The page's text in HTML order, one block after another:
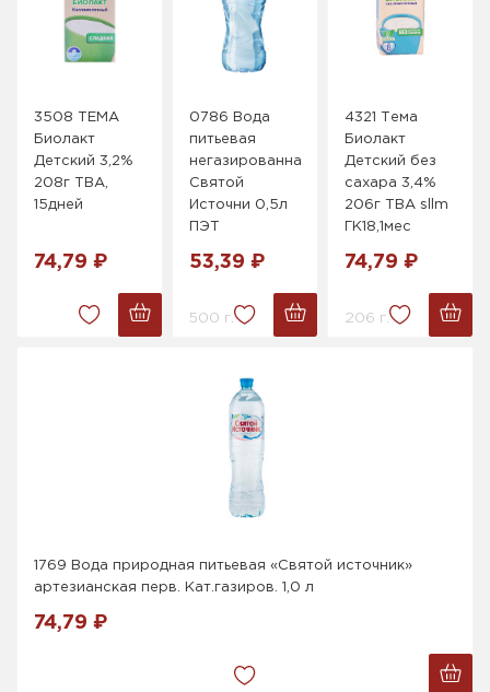
3508 ТЕМА
Биолакт
Детский 3,2%
208г ТВА,
15дней
74,79 ₽
0786 Вода
питьевая
негазированная
Святой
Источни 0,5л
ПЭТ
53,39 ₽
500 г.
4321 Тема
Биолакт
Детский без
сахара 3,4%
206г ТВА sllm
ГК18,1мес
74,79 ₽
206 г.
1769 Вода природная питьевая «Святой источник»
артезианская перв. Кат.газиров. 1,0 л
74,79 ₽